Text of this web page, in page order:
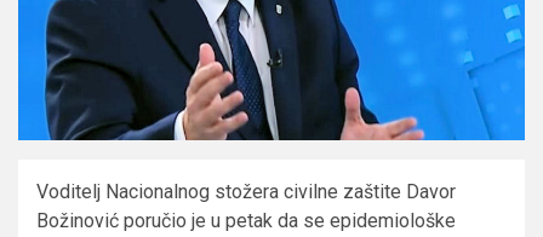
Voditelj Nacionalnog stožera civilne zaštite Davor
Božinović poručio je u petak da se epidemiološke